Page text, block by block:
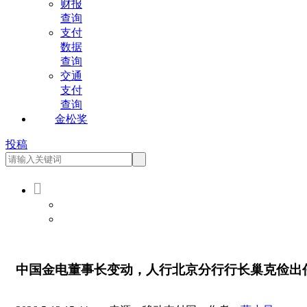
财报
查询
支付
数据
查询
交通
支付
查询
金松奖
投稿

中国金电董事长变动，人行北京分行行长巢克俭出